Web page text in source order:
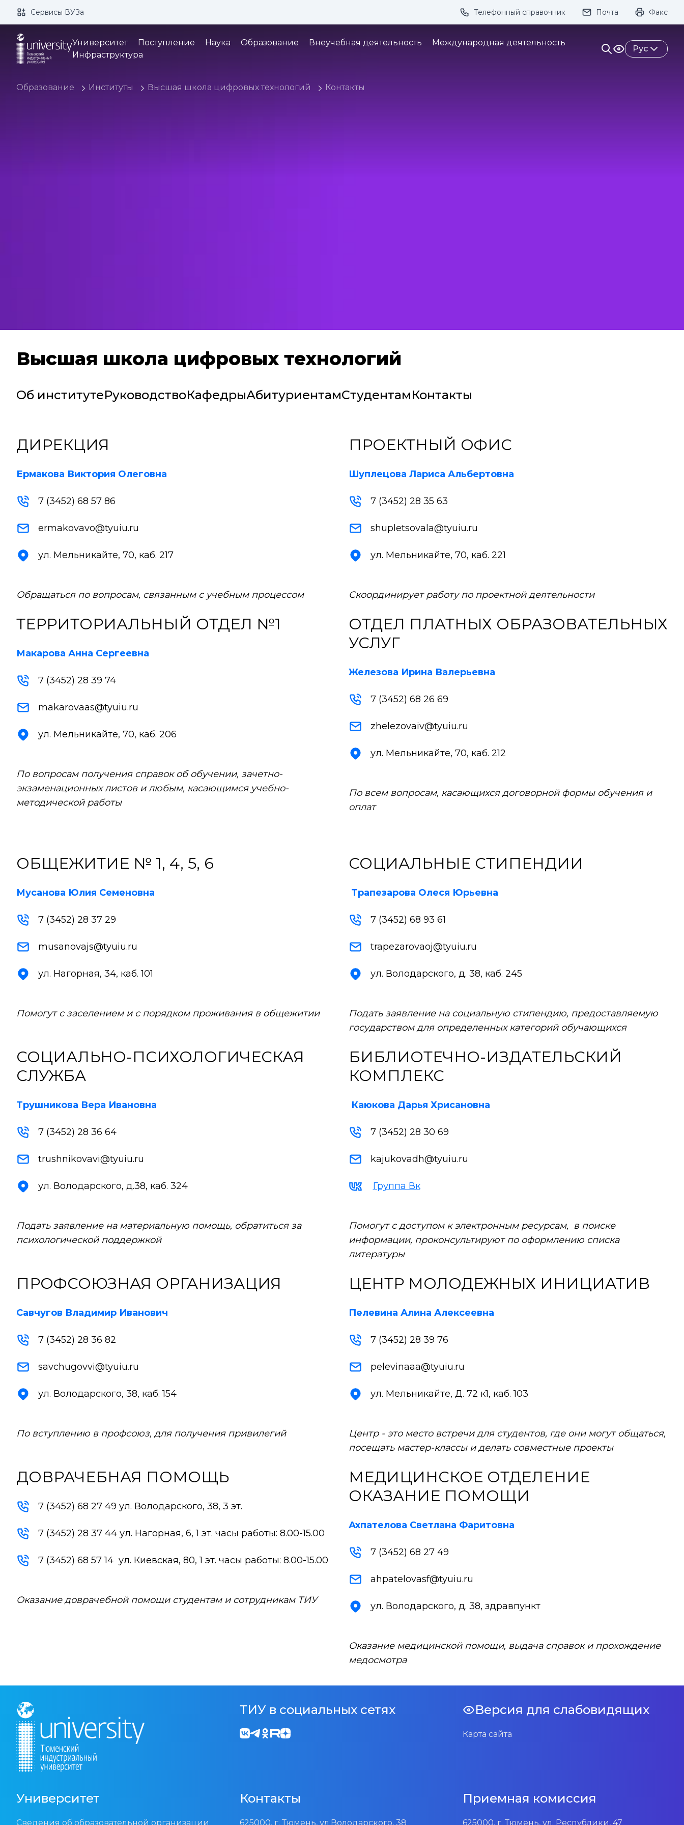
Размер шрифта: Цвет: Изображения: Кернинг: 1x 2x 3x Озвучивание:
Сервисы ВУЗа Телефонный справочник Почта Факс
Университет Поступление Наука Образование Внеучебная деятельность
Международная деятельность
Инфраструктура
Рус
Образование Институты Высшая школа цифровых технологий Контакты
Высшая школа цифровых технологий
Об институтеРуководствоКафедрыАбитуриентамСтудентамКонтакты
ДИРЕКЦИЯ
Ермакова Виктория Олеговна
7 (3452) 68 57 86
ermakovavo@tyuiu.ru
ул. Мельникайте, 70, каб. 217
Обращаться по вопросам, связанным с учебным процессом
ПРОЕКТНЫЙ ОФИС
Шуплецова Лариса Альбертовна
7 (3452) 28 35 63
shupletsovala@tyuiu.ru
ул. Мельникайте, 70, каб. 221
Скоординирует работу по проектной деятельности
ТЕРРИТОРИАЛЬНЫЙ ОТДЕЛ №1
Макарова Анна Сергеевна
7 (3452) 28 39 74
makarovaas@tyuiu.ru
ул. Мельникайте, 70, каб. 206
По вопросам получения справок об обучении, зачетно-
экзаменационных листов и любым, касающимся учебно-
методической работы
ОТДЕЛ ПЛАТНЫХ ОБРАЗОВАТЕЛЬНЫХ
УСЛУГ
Железова Ирина Валерьевна
7 (3452) 68 26 69
zhelezovaiv@tyuiu.ru
ул. Мельникайте, 70, каб. 212
По всем вопросам, касающихся договорной формы обучения и
оплат
ОБЩЕЖИТИЕ № 1, 4, 5, 6
Мусанова Юлия Семеновна
7 (3452) 28 37 29
musanovajs@tyuiu.ru
ул. Нагорная, 34, каб. 101
Помогут с заселением и с порядком проживания в общежитии
СОЦИАЛЬНЫЕ СТИПЕНДИИ
Трапезарова Олеся Юрьевна
7 (3452) 68 93 61
trapezarovaoj@tyuiu.ru
ул. Володарского, д. 38, каб. 245
Подать заявление на социальную стипендию, предоставляемую
государством для определенных категорий обучающихся
СОЦИАЛЬНО-ПСИХОЛОГИЧЕСКАЯ
СЛУЖБА
Трушникова Вера Ивановна
7 (3452) 28 36 64
trushnikovavi@tyuiu.ru
ул. Володарского, д.38, каб. 324
Подать заявление на материальную помощь, обратиться за
психологической поддержкой
БИБЛИОТЕЧНО-ИЗДАТЕЛЬСКИЙ
КОМПЛЕКС
Каюкова Дарья Хрисановна
7 (3452) 28 30 69
kajukovadh@tyuiu.ru
Группа Вк
Помогут с доступом к электронным ресурсам, в поиске
информации, проконсультируют по оформлению списка
литературы
ПРОФСОЮЗНАЯ ОРГАНИЗАЦИЯ
Савчугов Владимир Иванович
7 (3452) 28 36 82
savchugovvi@tyuiu.ru
ул. Володарского, 38, каб. 154
По вступлению в профсоюз, для получения привилегий
ЦЕНТР МОЛОДЕЖНЫХ ИНИЦИАТИВ
Пелевина Алина Алексеевна
7 (3452) 28 39 76
pelevinaaa@tyuiu.ru
ул. Мельникайте, Д. 72 к1, каб. 103
Центр - это место встречи для студентов, где они могут общаться,
посещать мастер-классы и делать совместные проекты
ДОВРАЧЕБНАЯ ПОМОЩЬ
7 (3452) 68 27 49 ул. Володарского, 38, 3 эт.
7 (3452) 28 37 44 ул. Нагорная, 6, 1 эт. часы работы: 8.00-15.00
7 (3452) 68 57 14 ул. Киевская, 80, 1 эт. часы работы: 8.00-15.00
Оказание доврачебной помощи студентам и сотрудникам ТИУ
МЕДИЦИНСКОЕ ОТДЕЛЕНИЕ
ОКАЗАНИЕ ПОМОЩИ
Ахпателова Светлана Фаритовна
7 (3452) 68 27 49
ahpatelovasf@tyuiu.ru
ул. Володарского, д. 38, здравпункт
Оказание медицинской помощи, выдача справок и прохождение
медосмотра
ТИУ в социальных сетях Версия для слабовидящих
Карта сайта
Университет
Сведения об образовательной организации
Контакты
625000, г. Тюмень, ул.Володарского, 38
Приемная комиссия
625000, г. Тюмень, ул. Республики, 47